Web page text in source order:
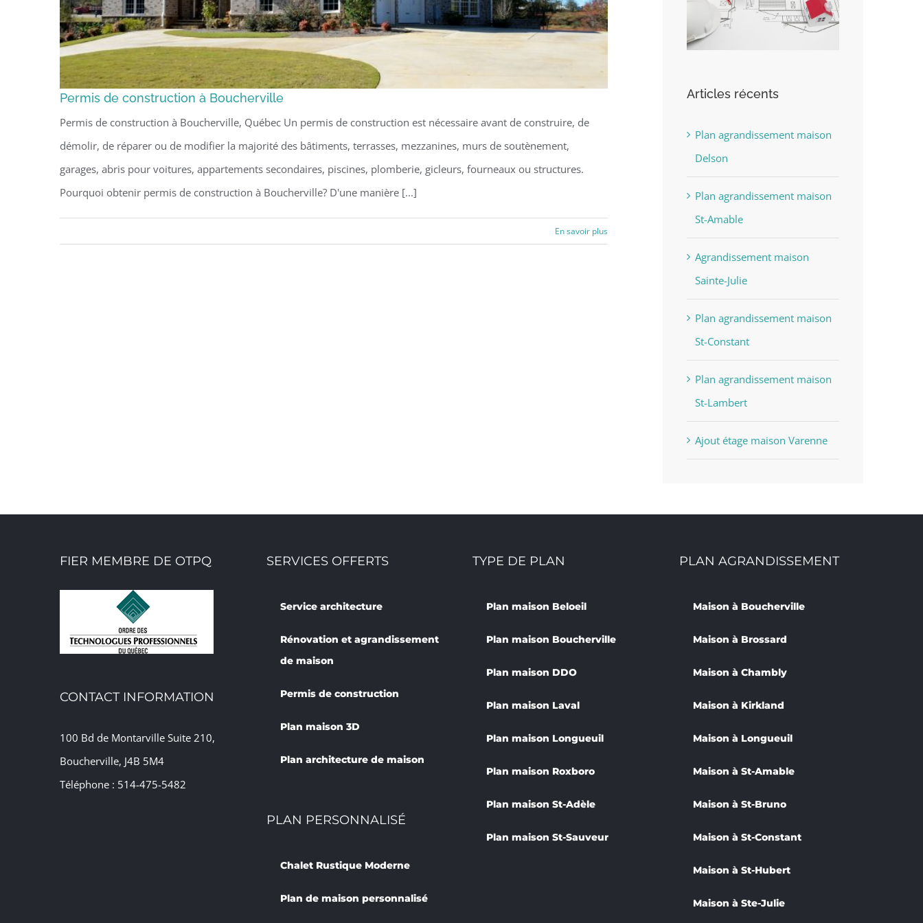
Permis de construction à Boucherville
Permis de construction à Boucherville
Permis de construction à Boucherville, Québec Un permis de construction est nécessaire avant de construire, de
démolir, de réparer ou de modifier la majorité des bâtiments, terrasses, mezzanines, murs de soutènement,
garages, abris pour voitures, appartements secondaires, piscines, plomberie, gicleurs, fourneaux ou structures.
Pourquoi obtenir permis de construction à Boucherville? D'une manière [...]
En savoir plus
Articles récents
Plan agrandissement maison
Delson
Plan agrandissement maison
St-Amable
Agrandissement maison
Sainte-Julie
Plan agrandissement maison
St-Constant
Plan agrandissement maison
St-Lambert
Ajout étage maison Varenne
FIER MEMBRE DE OTPQ
CONTACT INFORMATION
100 Bd de Montarville Suite 210,
Boucherville, J4B 5M4
Téléphone : 514-475-5482
SERVICES OFFERTS
Service architecture
Rénovation et agrandissement
de maison
Permis de construction
Plan maison 3D
Plan architecture de maison
PLAN PERSONNALISÉ
Chalet Rustique Moderne
Plan de maison personnalisé
TYPE DE PLAN
Plan maison Beloeil
Plan maison Boucherville
Plan maison DDO
Plan maison Laval
Plan maison Longueuil
Plan maison Roxboro
Plan maison St-Adèle
Plan maison St-Sauveur
PLAN AGRANDISSEMENT
Maison à Boucherville
Maison à Brossard
Maison à Chambly
Maison à Kirkland
Maison à Longueuil
Maison à St-Amable
Maison à St-Bruno
Maison à St-Constant
Maison à St-Hubert
Maison à Ste-Julie